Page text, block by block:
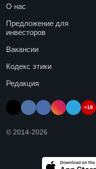
О нас
Предложение для
инвесторов
Вакансии
Кодекс этики
Редакция
+18
© 2014-2026